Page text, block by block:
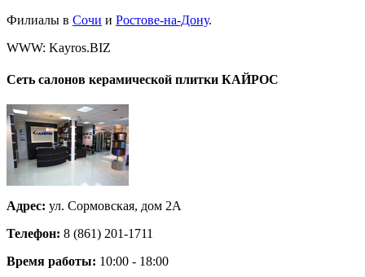
Филиалы в Сочи и Ростове-на-Дону.
WWW: Kayros.BIZ
Сеть салонов керамической плитки КАЙРОС
Адрес: ул. Сормовская, дом 2А
Телефон: 8 (861) 201-1711
Время работы: 10:00 - 18:00